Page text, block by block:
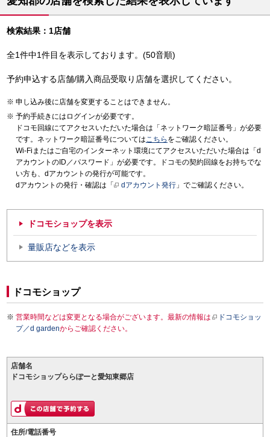
検索結果：1店舗
全1件中1件目を表示しております。(50音順)
予約申込する店舗/購入商品受取り店舗を選択してください。
申し込み後に店舗を変更することはできません。
予約手続きにはログインが必要です。
ドコモ回線にてアクセスいただいた場合は「ネットワーク暗証番号」が必要
です。ネットワーク暗証番号についてはこちら をご確認ください。
Wi-Fiまたはご自宅のインターネット環境にてアクセスいただいた場合は「d
アカウントのID／パスワード」が必要です。ドコモの契約回線をお持ちでな
い方も、dアカウントの発行が可能です。
dアカウントの発行・確認は「
dアカウント発行 」でご確認ください。
ドコモショップを表示
量販店などを表示
ドコモショップ
営業時間などは変更となる場合がございます。最新の情報は
ドコモショッ
プ／d gardenからご確認ください。
店舗名
ドコモショップららぽーと愛知東郷店
住所/電話番号